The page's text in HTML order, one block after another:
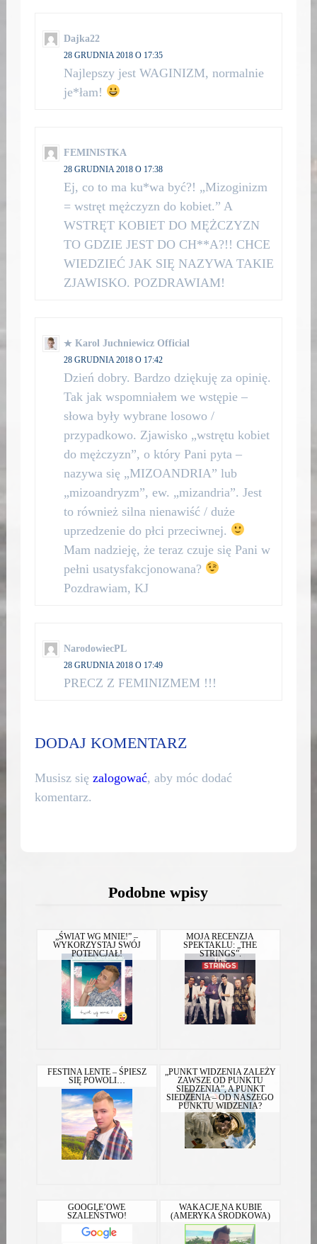
Dajka22
28 GRUDNIA 2018 O 17:35
Najlepszy jest WAGINIZM, normalnie
je*łam!
FEMINISTKA
28 GRUDNIA 2018 O 17:38
Ej, co to ma ku*wa być?! „Mizoginizm
= wstręt mężczyzn do kobiet.” A
WSTRĘT KOBIET DO MĘŻCZYZN
TO GDZIE JEST DO CH**A?!! CHCE
WIEDZIEĆ JAK SIĘ NAZYWA TAKIE
ZJAWISKO. POZDRAWIAM!
Karol Juchniewicz Official
28 GRUDNIA 2018 O 17:42
Dzień dobry. Bardzo dziękuję za opinię.
Tak jak wspomniałem we wstępie –
słowa były wybrane losowo /
przypadkowo. Zjawisko „wstrętu kobiet
do mężczyzn”, o który Pani pyta –
nazywa się „MIZOANDRIA” lub
„mizoandryzm”, ew. „mizandria”. Jest
to również silna nienawiść / duże
uprzedzenie do płci przeciwnej.
Mam nadzieję, że teraz czuje się Pani w
pełni usatysfakcjonowana?
Pozdrawiam, KJ
NarodowiecPL
28 GRUDNIA 2018 O 17:49
PRECZ Z FEMINIZMEM !!!
DODAJ KOMENTARZ
Musisz się zalogować, aby móc dodać
komentarz.
Podobne wpisy
„ŚWIAT WG MNIE!” –
WYKORZYSTAJ SWÓJ
POTENCJAŁ!
MOJA RECENZJA
SPEKTAKLU: „THE
STRINGS”.
FESTINA LENTE – ŚPIESZ
SIĘ POWOLI…
„PUNKT WIDZENIA ZALEŻY
ZAWSZE OD PUNKTU
SIEDZENIA”, A PUNKT
SIEDZENIA – OD NASZEGO
PUNKTU WIDZENIA?
GOOGLE’OWE
SZALEŃSTWO!
WAKACJE NA KUBIE
(AMERYKA ŚRODKOWA)